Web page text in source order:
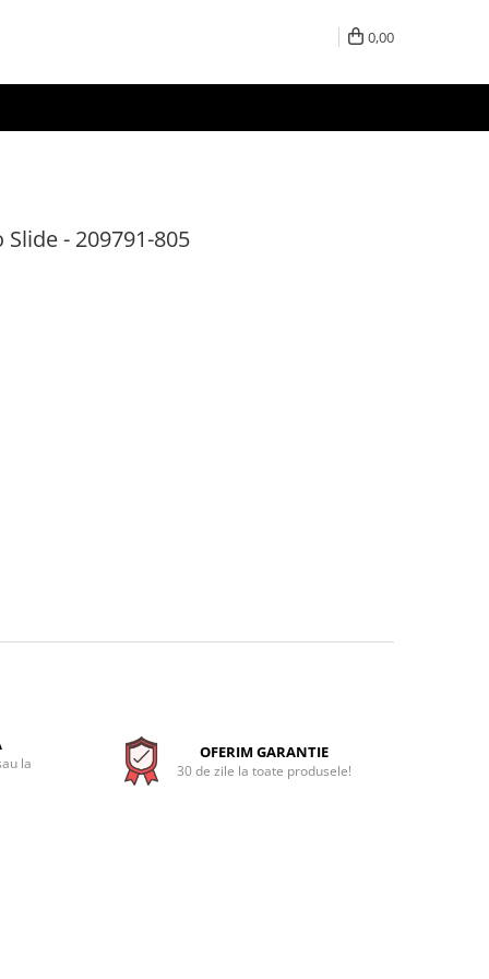
0,00
- 209791-805
la
OFERIM GARANTIE
30 de zile la toate produsele!